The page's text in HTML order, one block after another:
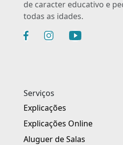
de caracter educativo e
todas as idades.
Serviços
Explicações
Explicações Online
Aluguer de Salas